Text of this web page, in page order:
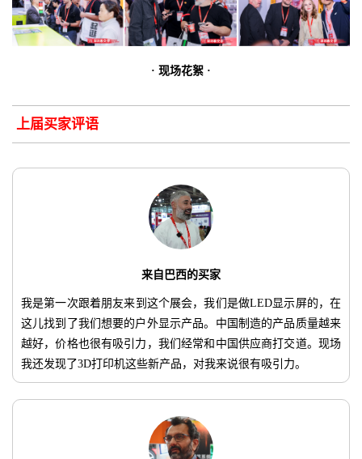
· 现场花絮 ·
上届买家评语
来自巴西的买家
我是第一次跟着朋友来到这个展会，我们是做LED显示屏的，在
这儿找到了我们想要的户外显示产品。中国制造的产品质量越来
越好，价格也很有吸引力，我们经常和中国供应商打交道。现场
我还发现了3D打印机这些新产品，对我来说很有吸引力。